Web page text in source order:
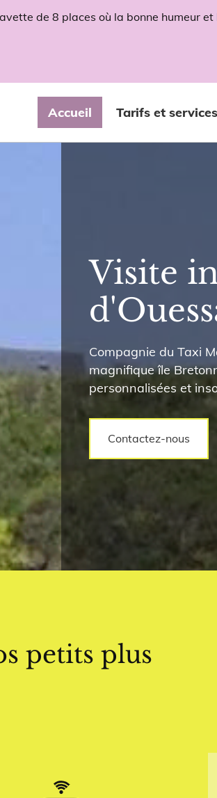
de 8 places où la bonne humeur
Accueil Tarifs et services
Visite
Compagnie du Taxi
magnifique île
personnalisées et
Contactez-nous
petits plus